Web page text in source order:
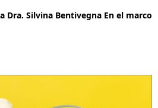
Dra. Silvina Bentivegna En el marco